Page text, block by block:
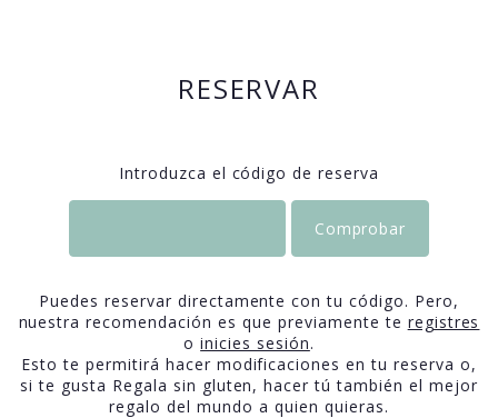
RESERVAR
Introduzca el código de reserva
Puedes reservar directamente con tu código. Pero,
nuestra recomendación es que previamente te registres
oinicies sesión.
Esto te permitirá hacer modificaciones en tu reserva o,
si te gusta Regala sin gluten, hacer tú también el mejor
regalo del mundo a quien quieras.